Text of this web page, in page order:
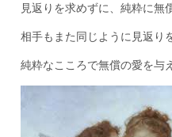
見返りを求めずに、純粋に無
相手もまた同じように見返り
純粋なこころで無償の愛を与